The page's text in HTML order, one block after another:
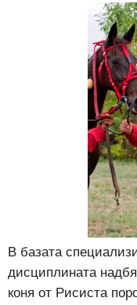
В базата
дисциплината
коня от Рисиста